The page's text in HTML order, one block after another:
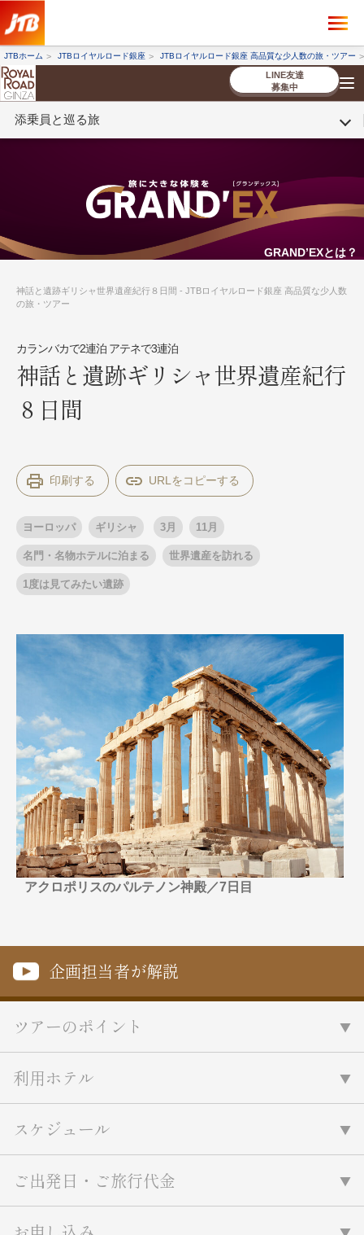
JTBホーム JTBロイヤルロード銀座 JTBロイヤルロード銀座 高品質な少人数の旅・ツアー
LINE友達
募集中
添乗員と巡る旅
の流れ
なさまへ
条件から探す
条件から探す
6月
7月 8月
9月
ゴールデンウィーク
お盆・夏休み
年末年始
ブランド
夢の休日 | 海外旅行
目的・テーマから探す
ヨーロッパの田舎（村・町）
名門・名物ホテルに泊まる
特別企画
グルメ
リゾート
一都市滞在
お祭り・イベント
絶景
日系航空会社で行く
世界遺産を訪れる
1度は見てみたい遺跡
野生動物に出合う
オーロラ
ハイキング・トレッキング
ラ・プルミエール（エールフランス
航空）
条件から探す
条件から探す
9月
10月 11月
12月
ブランド
夢の休日 煌
夢の休日 国内旅行
四季彩紀行
紅葉
花火
祭り
季節の風景
特別企画
ラグジュアリーバスでめぐる
ガンツウ
ななつ星in九州
TWILIGHT EXPRESS 瑞風
美食・旬の味覚を味わう
アドベンチャーツーリズム・ウォー
キング
観光列車
島旅
芸術鑑賞（美術、音楽）・講師同行
の旅
GRAND’EXとは？
神話と遺跡ギリシャ世界遺産紀行８日間 - JTBロイヤルロード銀座 高品質な少人数
の旅・ツアー
カランバカで2連泊 アテネで3連泊
神話と遺跡ギリシャ世界遺産紀行
８日間
印刷する
ヨーロッパ ギリシャ 3月 11月
名門・名物ホテルに泊まる 世界遺産を訪れる
1度は見てみたい遺跡
アクロポリスのパルテノン神殿／7日目
企画担当者が解説
ツアーのポイント
利用ホテル
スケジュール
ご出発日・ご旅行代金
ツアーを探す ×
海外ツアー 国内ツアー